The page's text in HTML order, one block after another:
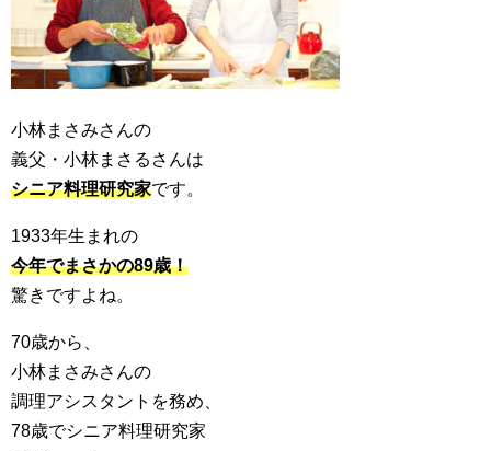
小林まさみさんの
義父・小林まさるさんは
シニア料理研究家です。
1933年生まれの
今年でまさかの89歳！
驚きですよね。
70歳から、
小林まさみさんの
調理アシスタントを務め、
78歳でシニア料理研究家